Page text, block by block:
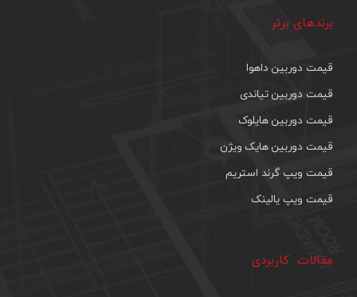
برندهای برتر
قیمت دوربین داهوا
قیمت دوربین تیاندی
قیمت دوربین هایلوک
قیمت دوربین هایک ویژن
قیمت ویپ گرند استریم
قیمت ویپ یالینک
مقالات کاربردی